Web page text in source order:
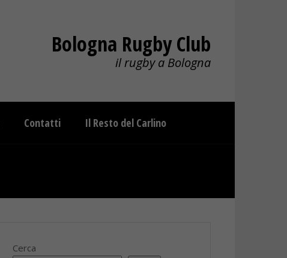
Bologna Rugby Club
il rugby a Bologna
Contatti Il Resto del Carlino
Cerca